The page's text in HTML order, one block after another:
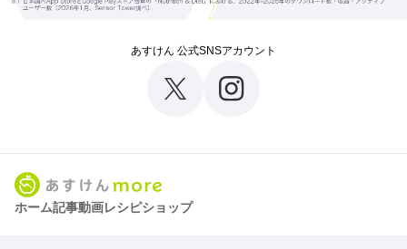
あすけん 公式SNSアカウント
ホーム記事動画レシピショップ